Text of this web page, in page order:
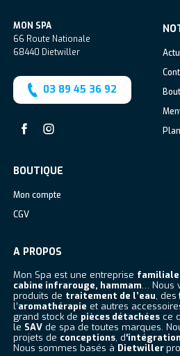
MON SPA
66 Route Nationale
68440 Dietwiller
03 89 45 36 92
BOUTIQUE
Mon compte
CGV
A PROPOS
Mon Spa est une entreprise familiale
cabine infrarouge, hammam… Nous
produits de traitement de l’eau, des
l’aromathérapie et autres
grand stock de pièces détachéesce
le SAVde spa de toutes marques.
projets de conceptions, d‘intégration
Nous sommes basés à Dietwiller